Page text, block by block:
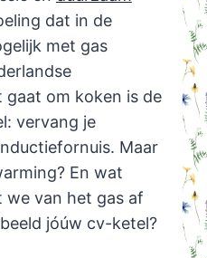
dat in de
met gas
gaat om koken is de
vervang je
Maar
En wat
van het gas af
jóúw cv-ketel?